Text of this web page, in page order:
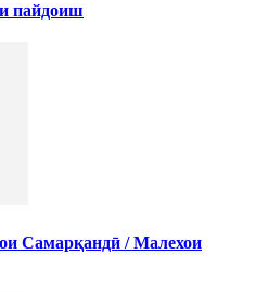
пайдоиш
Самарқандӣ / Малехои